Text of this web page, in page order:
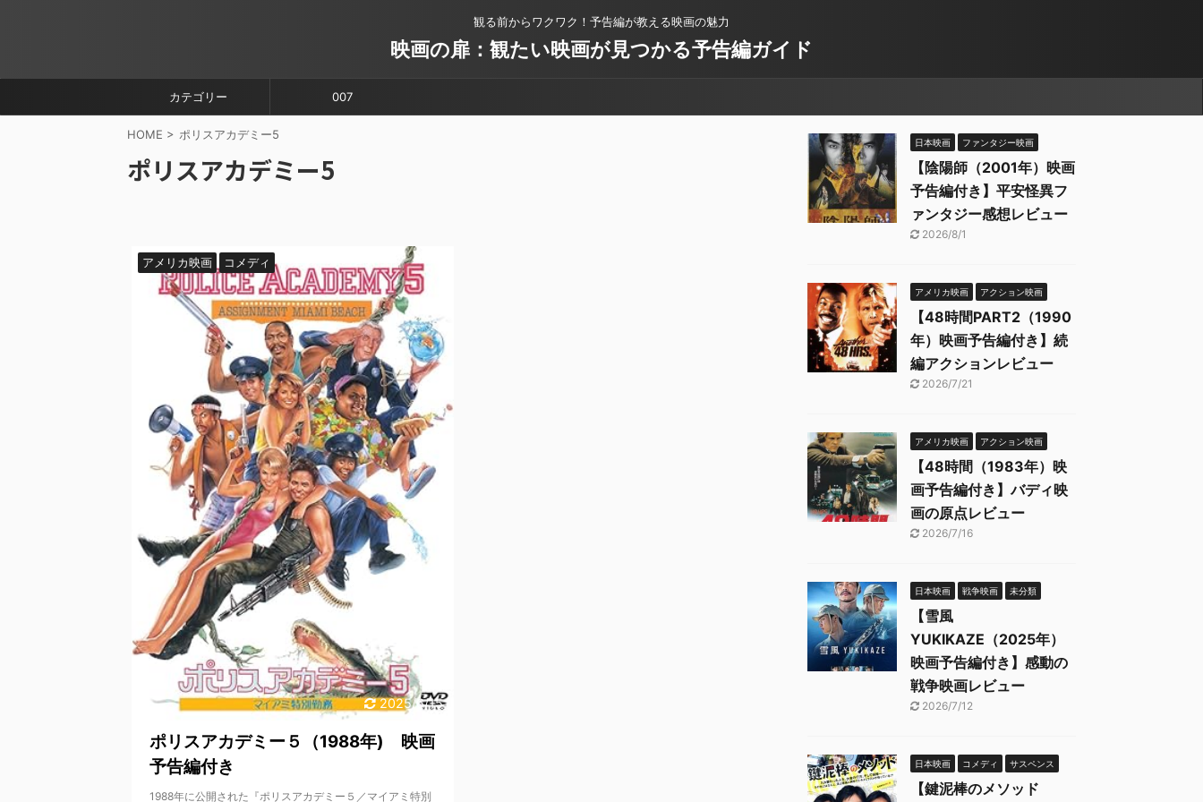
観る前からワクワク！予告編が教える映画の魅力
映画の扉：観たい映画が見つかる予告編ガイド
カテゴリー 007
HOME > ポリスアカデミー5
ポリスアカデミー5
2025/6/15
アメリカ映画 コメディ
ポリスアカデミー５（1988年) 映画
予告編付き
1988年に公開された『ポリスアカデミー５／マイアミ特別
日本映画 ファンタジー映画
【陰陽師（2001年）映画
予告編付き】平安怪異フ
ァンタジー感想レビュー
2026/8/1
アメリカ映画 アクション映画
【48時間PART2（1990
年）映画予告編付き】続
編アクションレビュー
2026/7/21
アメリカ映画 アクション映画
【48時間（1983年）映
画予告編付き】バディ映
画の原点レビュー
2026/7/16
日本映画 戦争映画 未分類
【雪風
YUKIKAZE（2025年）
映画予告編付き】感動の
戦争映画レビュー
2026/7/12
日本映画 コメディ サスペンス
【鍵泥棒のメソッド